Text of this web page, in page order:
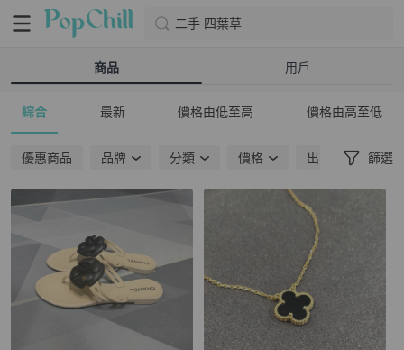
二手 四葉草
商品 用戶
綜合 最新 價格由低至高 價格由高至低
優惠商品 品牌 分類 價格 出貨地點 篩選